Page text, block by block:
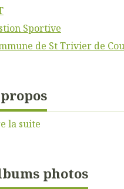
Sportive
de St Trivier de
la suite
photos